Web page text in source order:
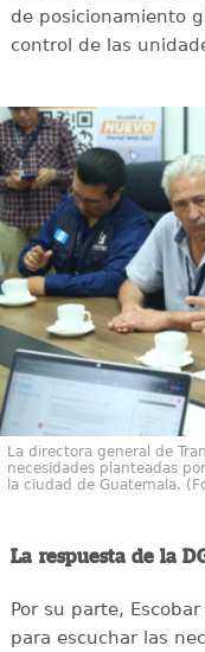
de posicionamiento
control de las
La directora general de
necesidades planteadas
la ciudad de Guatemala.
La respuesta de la
Por su parte,
para escuchar las